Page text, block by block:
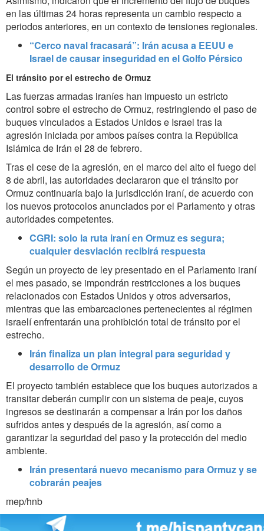
en las últimas 24 horas representa un cambio respecto a
periodos anteriores, en un contexto de tensiones regionales.
“Cerco naval fracasará”: Irán acusa a EEUU e
Israel de causar inseguridad en el Golfo Pérsico
El tránsito por el estrecho de Ormuz
Las fuerzas armadas iraníes han impuesto un estricto
control sobre el estrecho de Ormuz, restringiendo el paso de
buques vinculados a Estados Unidos e Israel tras la
agresión iniciada por ambos países contra la República
Islámica de Irán el 28 de febrero.
Tras el cese de la agresión, en el marco del alto el fuego del
8 de abril, las autoridades declararon que el tránsito por
Ormuz continuaría bajo la jurisdicción iraní, de acuerdo con
los nuevos protocolos anunciados por el Parlamento y otras
autoridades competentes.
CGRI: solo la ruta iraní en Ormuz es segura;
cualquier desviación recibirá respuesta
Según un proyecto de ley presentado en el Parlamento iraní
el mes pasado, se impondrán restricciones a los buques
relacionados con Estados Unidos y otros adversarios,
mientras que las embarcaciones pertenecientes al régimen
israelí enfrentarán una prohibición total de tránsito por el
estrecho.
Irán finaliza un plan integral para seguridad y
desarrollo de Ormuz
El proyecto también establece que los buques autorizados a
transitar deberán cumplir con un sistema de peaje, cuyos
ingresos se destinarán a compensar a Irán por los daños
sufridos antes y después de la agresión, así como a
garantizar la seguridad del paso y la protección del medio
ambiente.
Irán presentará nuevo mecanismo para Ormuz y se
cobrarán peajes
mep/hnb